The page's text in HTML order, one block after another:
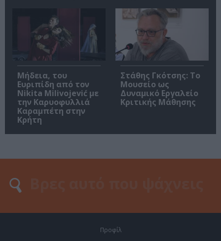
Μήδεια, του
Ευριπίδη από τον
Nikita Milivojević με
την Καρυοφυλλιά
Καραμπέτη στην
Κρήτη
Στάθης Γκότσης: Το
Μουσείο ως
Δυναμικό Εργαλείο
Κριτικής Μάθησης
Προφίλ